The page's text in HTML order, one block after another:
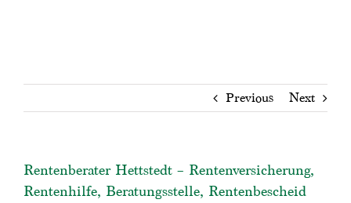
Previous Next
Rentenberater Hettstedt – Rentenversicherung,
Rentenhilfe, Beratungsstelle, Rentenbescheid